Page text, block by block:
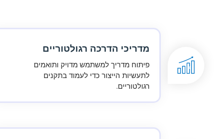
מדריכי הדרכה רגולטוריים
פיתוח מדריך למשתמש מדויק ותואמים
לתעשיות הייצור כדי לעמוד בתקנים
רגולטוריים.